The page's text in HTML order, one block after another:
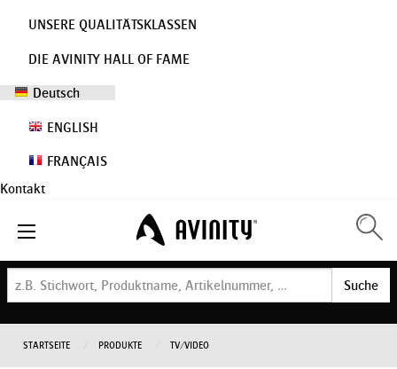
UNSERE QUALITÄTSKLASSEN
DIE AVINITY HALL OF FAME
Deutsch
ENGLISH
FRANÇAIS
Kontakt
Suche
STARTSEITE PRODUKTE TV/VIDEO